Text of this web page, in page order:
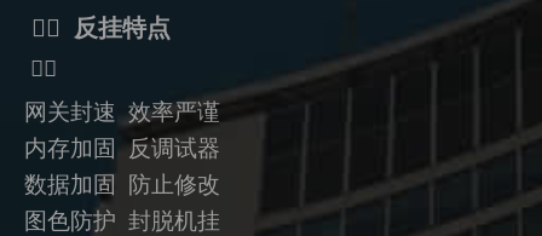
ᅟᅠ 反挂特点
ᅟᅠ
网关封速 效率严谨
内存加固 反调试器
数据加固
防止修改
图色防护 封脱机挂